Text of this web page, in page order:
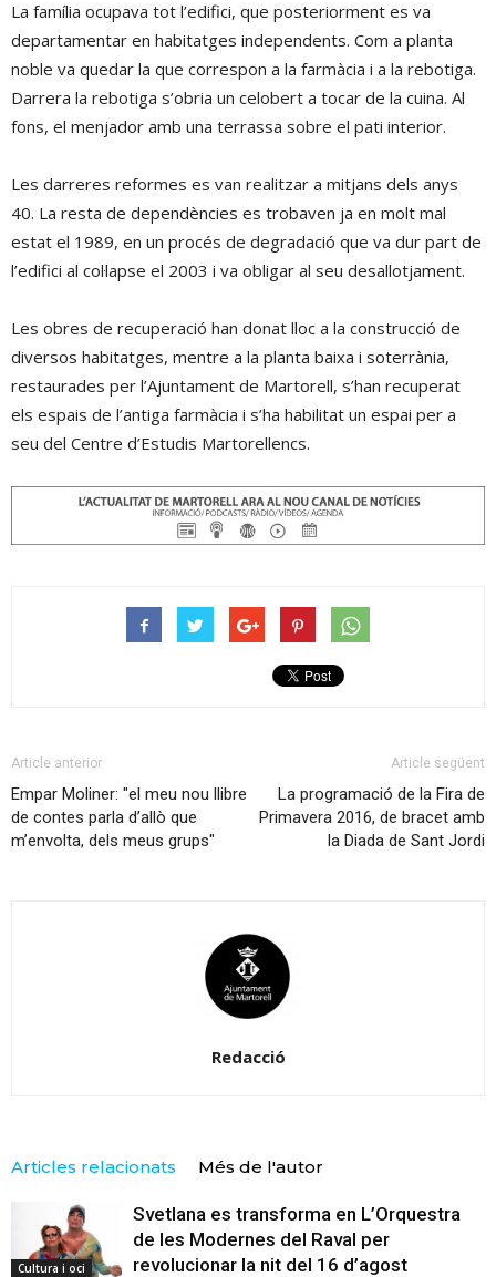
La família ocupava tot l’edifici, que posteriorment es va
departamentar en habitatges independents. Com a planta
noble va quedar la que correspon a la farmàcia i a la rebotiga.
Darrera la rebotiga s’obria un celobert a tocar de la cuina. Al
fons, el menjador amb una terrassa sobre el pati interior.
Les darreres reformes es van realitzar a mitjans dels anys
40. La resta de dependències es trobaven ja en molt mal
estat el 1989, en un procés de degradació que va dur part de
l’edifici al col·lapse el 2003 i va obligar al seu desallotjament.
Les obres de recuperació han donat lloc a la construcció de
diversos habitatges, mentre a la planta baixa i soterrània,
restaurades per l’Ajuntament de Martorell, s’han recuperat
els espais de l’antiga farmàcia i s’ha habilitat un espai per a
seu del Centre d’Estudis Martorellencs.
Article anterior
Empar Moliner: "el meu nou llibre
de contes parla d’allò que
m’envolta, dels meus grups"
Article següent
La programació de la Fira de
Primavera 2016, de bracet amb
la Diada de Sant Jordi
Redacció
Articles relacionats Més de l'autor
Cultura i oci
Svetlana es transforma en L’Orquestra
de les Modernes del Raval per
revolucionar la nit del 16 d’agost